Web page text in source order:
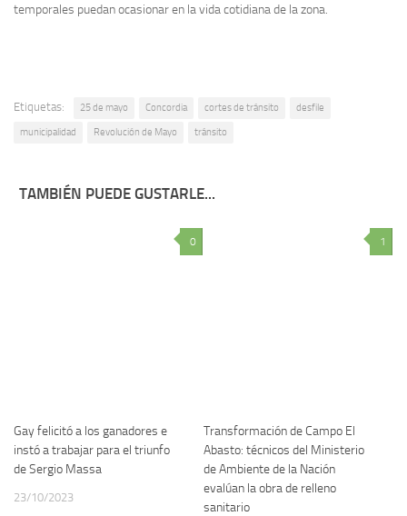
temporales puedan ocasionar en la vida cotidiana de la zona.
Etiquetas: 25 de mayo Concordia cortes de tránsito desfile
municipalidad Revolución de Mayo tránsito
TAMBIÉN PUEDE GUSTARLE...
0
Gay felicitó a los ganadores e
instó a trabajar para el triunfo
de Sergio Massa
23/10/2023
1
Transformación de Campo El
Abasto: técnicos del Ministerio
de Ambiente de la Nación
evalúan la obra de relleno
sanitario